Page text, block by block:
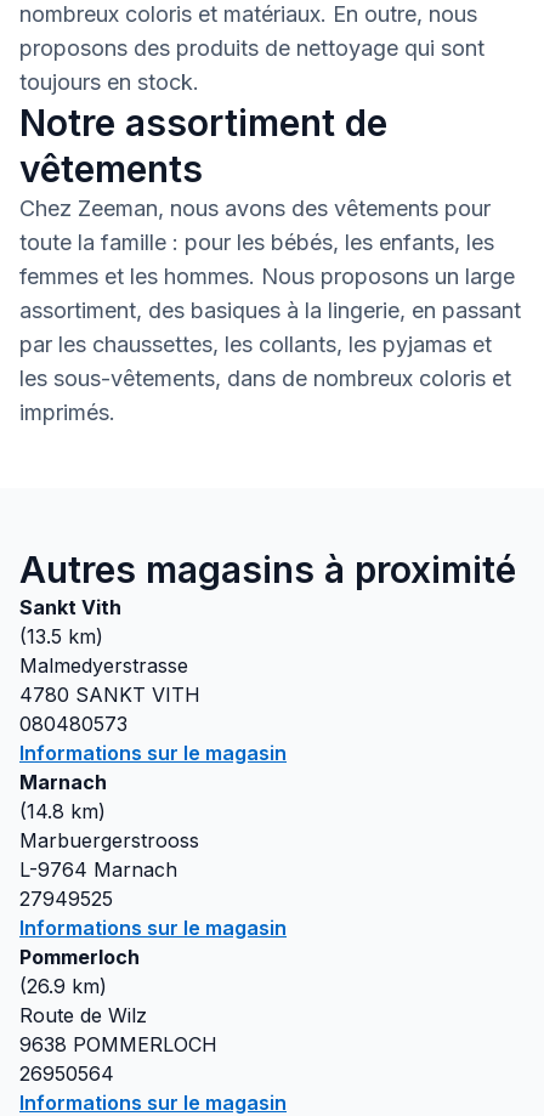
nombreux coloris et matériaux. En outre, nous
proposons des produits de nettoyage qui sont
toujours en stock.
Notre assortiment de
vêtements
Chez Zeeman, nous avons des vêtements pour
toute la famille : pour les bébés, les enfants, les
femmes et les hommes. Nous proposons un large
assortiment, des basiques à la lingerie, en passant
par les chaussettes, les collants, les pyjamas et
les sous-vêtements, dans de nombreux coloris et
imprimés.
Autres magasins à proximité
Sankt Vith
(13.5 km)
Malmedyerstrasse
4780 SANKT VITH
080480573
Informations sur le magasin
Marnach
(14.8 km)
Marbuergerstrooss
L-9764 Marnach
27949525
Informations sur le magasin
Pommerloch
(26.9 km)
Route de Wilz
9638 POMMERLOCH
26950564
Informations sur le magasin